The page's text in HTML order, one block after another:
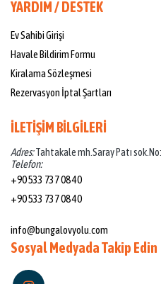
YARDIM / DESTEK
Ev Sahibi Girişi
Havale Bildirim Formu
Kiralama Sözleşmesi
Rezervasyon İptal Şartları
İLETİŞİM BİLGİLERİ
Adres:Tahtakale mh.Saray Patı
Telefon:
+90 533 737 08 40
+90 533 737 08 40
info@bungalovyolu.com
Sosyal Medyada Takip Edin